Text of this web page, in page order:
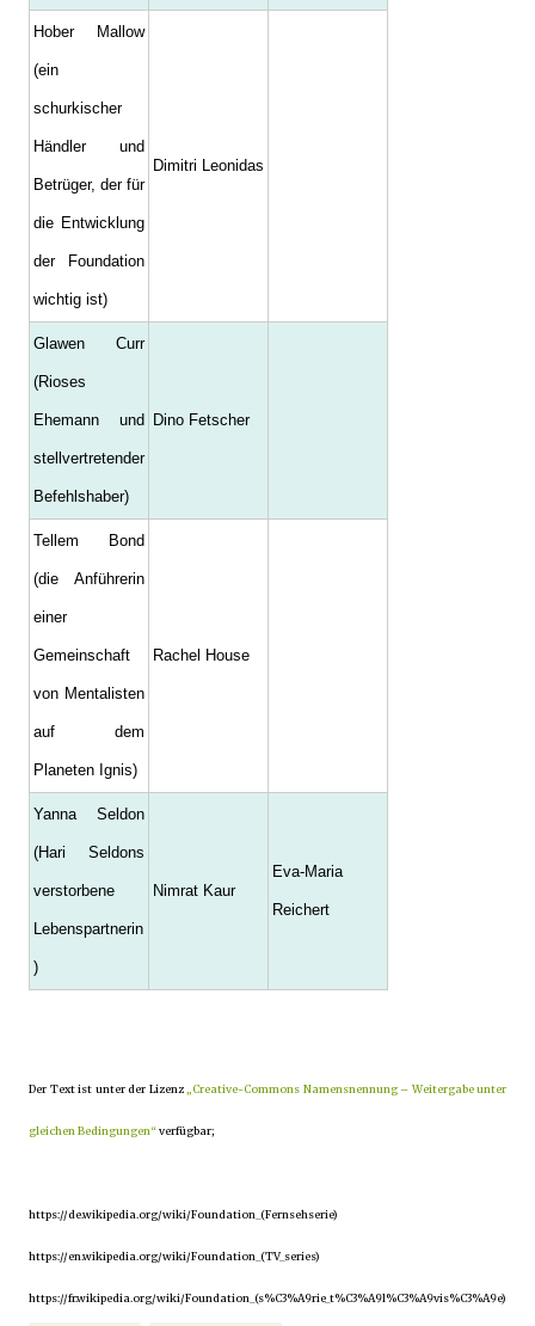
Hober Mallow
(ein
schurkischer
Händler und
Betrüger, der für
die Entwicklung
der Foundation
wichtig ist)
Dimitri Leonidas
Glawen Curr
(Rioses
Ehemann und
stellvertretender
Befehlshaber)
Dino Fetscher
Tellem Bond
(die Anführerin
einer
Gemeinschaft
von Mentalisten
auf dem
Planeten Ignis)
Rachel House
Yanna Seldon
(Hari Seldons
verstorbene
Lebenspartnerin
)
Nimrat Kaur
Eva-Maria
Reichert
Der Text ist unter der Lizenz „Creative-Commons Namensnennung – Weitergabe unter
gleichen Bedingungen“verfügbar;
https://de.wikipedia.org/wiki/Foundation_(Fernsehserie)
https://en.wikipedia.org/wiki/Foundation_(TV_series)
https://fr.wikipedia.org/wiki/Foundation_(s%C3%A9rie_t%C3%A9l%C3%A9vis%C3%A9e)